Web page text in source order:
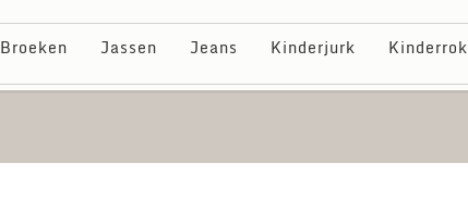
Broeken Jassen Jeans Kinderjurk Kinderrok